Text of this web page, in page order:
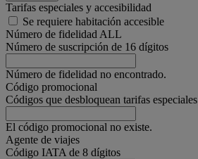
Tarifas especiales y accesibilidad
Se requiere habitación accesible
Número de fidelidad ALL
Número de suscripción de 16 dígitos
Número de fidelidad no encontrado.
Código promocional
Códigos que desbloquean tarifas especiales
El código promocional no existe.
Agente de viajes
Código IATA de 8 dígitos